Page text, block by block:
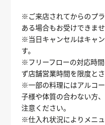
※ご来店されてからのプ
ある場合もお受けできませ
※当日キャンセルはキャ
す。
※フリーフローの対応時
ず店舗営業時間を限度と
※一部の料理にはアルコ
子様や体質の合わない方
注意ください。
※仕入れ状況によりメニ